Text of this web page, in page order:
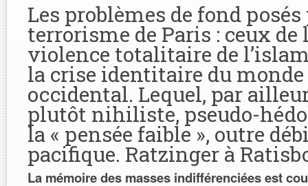
Les problèmes de fond posés
terrorisme de Paris : ceux de
violence totalitaire de
la crise identitaire du
occidental. Lequel, par
plutôt nihiliste, pseudo-
la « pensée faible », outre
pacifique. Ratzinger à
La mémoire des masses indifférenciées est